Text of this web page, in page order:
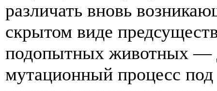
различать вновь
скрытом виде
подопытных животных —
мутационный процесс